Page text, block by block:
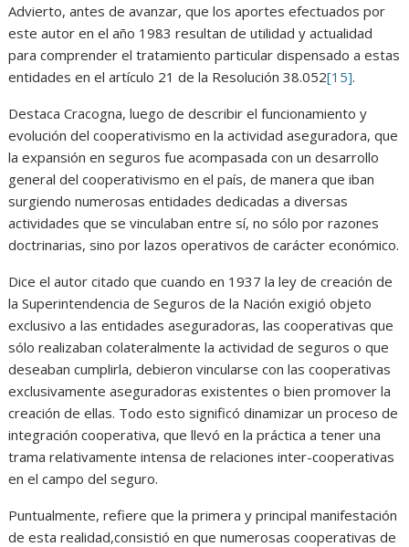
Advierto, antes de avanzar, que los aportes efectuados por
este autor en el año 1983 resultan de utilidad y actualidad
para comprender el tratamiento particular dispensado a estas
entidades en el artículo 21 de la Resolución 38.052[15].
Destaca Cracogna, luego de describir el funcionamiento y
evolución del cooperativismo en la actividad aseguradora, que
la expansión en seguros fue acompasada con un desarrollo
general del cooperativismo en el país, de manera que iban
surgiendo numerosas entidades dedicadas a diversas
actividades que se vinculaban entre sí, no sólo por razones
doctrinarias, sino por lazos operativos de carácter económico.
Dice el autor citado que cuando en 1937 la ley de creación de
la Superintendencia de Seguros de la Nación exigió objeto
exclusivo a las entidades aseguradoras, las cooperativas que
sólo realizaban colateralmente la actividad de seguros o que
deseaban cumplirla, debieron vincularse con las cooperativas
exclusivamente aseguradoras existentes o bien promover la
creación de ellas. Todo esto significó dinamizar un proceso de
integración cooperativa, que llevó en la práctica a tener una
trama relativamente intensa de relaciones inter-cooperativas
en el campo del seguro.
Puntualmente, refiere que la primera y principal manifestación
de esta realidad,consistió en que numerosas cooperativas de